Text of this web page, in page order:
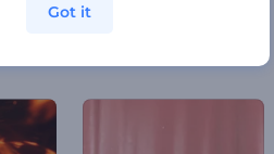
Got it